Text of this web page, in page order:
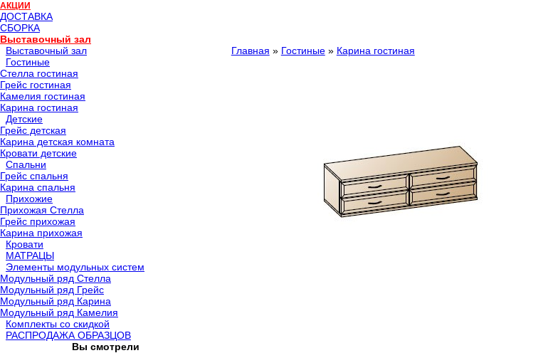
АКЦИИ
ДОСТАВКА
СБОРКА
Выставочный зал
Выставочный зал
Гостиные
Стелла гостиная
Грейс гостиная
Камелия гостиная
Карина гостиная
Детские
Грейс детская
Карина детская комната
Кровати детские
Спальни
Грейс спальня
Карина спальня
Прихожие
Прихожая Стелла
Грейс прихожая
Карина прихожая
Кровати
МАТРАЦЫ
Элементы модульных систем
Модульный ряд Стелла
Модульный ряд Грейс
Модульный ряд Карина
Модульный ряд Камелия
Комплекты со скидкой
РАСПРОДАЖА ОБРАЗЦОВ
Вы смотрели
Главная » Гостиные» Карина гостиная